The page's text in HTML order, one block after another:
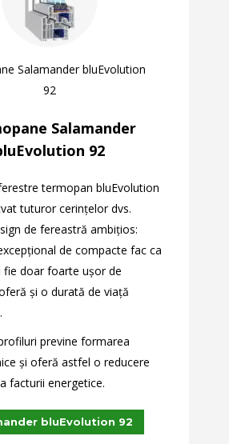
Salamander bluEvolution
92
Salamander
92
termopan bluEvolution
tuturor cerinţelor dvs.
de fereastră ambiţios:
de compacte fac ca
fie doar foarte uşor de
şi o durată de viaţă
previne formarea
şi oferă astfel o reducere
facturii energetice.
bluEvolution 92